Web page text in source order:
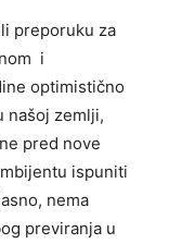
preporuku za
i
optimistično
našoj zemlji,
pred nove
ispuniti
nema
previranja u